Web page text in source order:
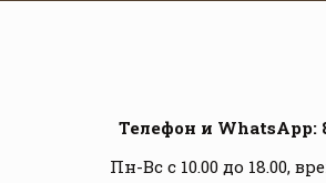
Телефон и WhatsApp:
Пн-Вс с 10.00 до 18.00,